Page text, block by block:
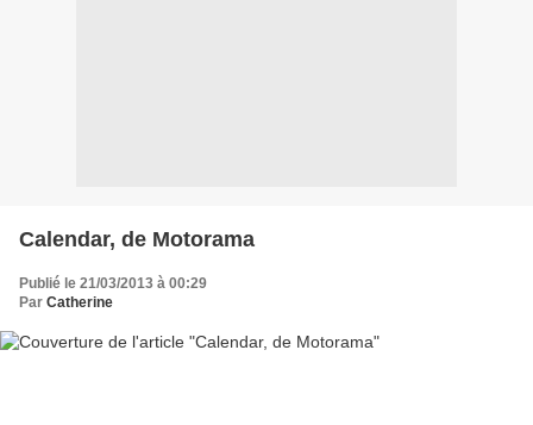
Calendar, de Motorama
Publié le 21/03/2013 à 00:29
Par Catherine